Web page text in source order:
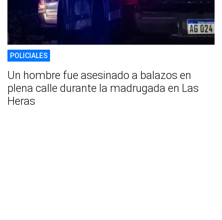
POLICIALES
Un hombre fue asesinado a balazos en
plena calle durante la madrugada en Las
Heras